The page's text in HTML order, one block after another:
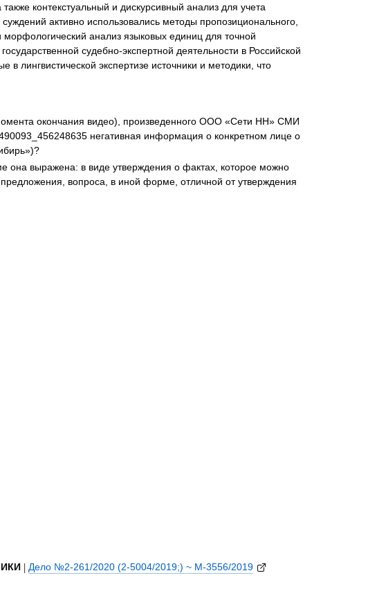
контекстуальный и дискурсивный анализ для учета
активно использовались методы пропозиционального,
анализ языковых единиц для точной
судебно-экспертной деятельности в Российской
экспертизе источники и методики, что
окончания видео), произведенного ООО «Сети НН» СМИ
негативная информация о конкретном лице о
она выражена: в виде утверждения о фактах, которое можно
вопроса, в иной форме, отличной от утверждения
| Дело №2-261/2020 (2-5004/2019;) ~ М-3556/2019